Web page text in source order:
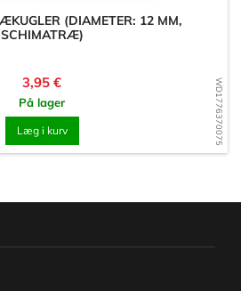
WD1776370075
(DIAMETER: 12 MM,
SCHIMATRÆ)
Pris
3,95 €
På lager
Læg i kurv